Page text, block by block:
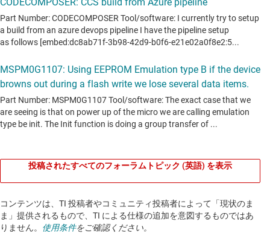
投稿されたすべてのフォーラムトピック (英語) を表示
コンテンツは、TI 投稿者やコミュニティ投稿者によって「現状のま
ま」提供されるもので、TI による仕様の追加を意図するものではあ
りません。 使用条件をご確認ください。